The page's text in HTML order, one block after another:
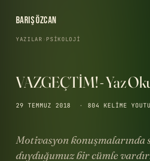
BARIŞ ÖZCAN
YAZILAR PSIKOLOJI
VAZGEÇTİM! - Yaz
29 TEMMUZ 2018 · 804 KELIME
Motivasyon konuşmalarında
duyduğumuz bir cümle